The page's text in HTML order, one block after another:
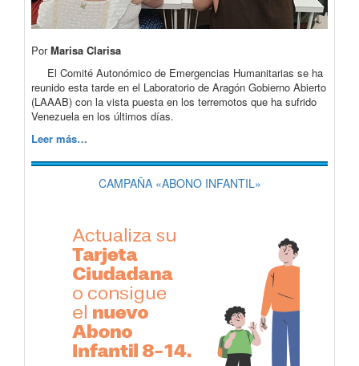
PorMarisa Clarisa
El Comité Autonómico de Emergencias Humanitarias se ha
reunido esta tarde en el Laboratorio de Aragón Gobierno Abierto
(LAAAB) con la vista puesta en los terremotos que ha sufrido
Venezuela en los últimos días.
Leer más…
CAMPAÑA «ABONO INFANTIL»